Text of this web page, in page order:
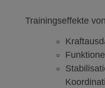
Trainingseffekte